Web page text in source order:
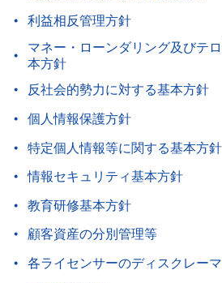
利益相反管理方針
マネー・ローンダリング及びテ
本方針
反社会的勢力に対する基本方針
個人情報保護方針
特定個人情報等に関する基本方針
情報セキュリティ基本方針
教育研修基本方針
顧客資産の分別管理等
各ライセンサーのディスクレー